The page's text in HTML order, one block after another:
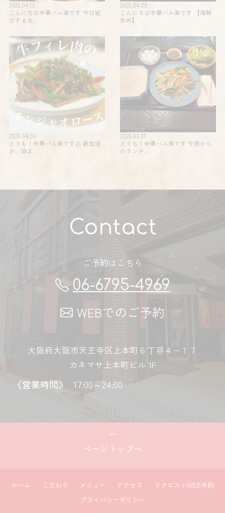
2025.04.15
こんにちは中華バル楽です 今日紹
介するお…
2025.04.09
こんにちは中華バル楽です 【海鮮
炒め】 …
2025.04.05
どうも！中華バル楽です🥟 新生活
が、始ま…
2025.03.31
どうも！中華バル楽です 今週から
のランチ…
Contact
ご予約はこちら
06-6795-4969
WEBでのご予約
大阪府大阪市天王寺区上本町６丁目４−１７
カネマサ上本町ビル 1F
《営業時間》 17:00～24:00
ページトップへ
ホーム こだわり メニュー アクセス
リクエストWEB予約
プライバシーポリシー